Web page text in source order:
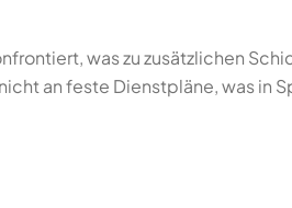
was zu zusätzlichen
an feste Dienstpläne, was in